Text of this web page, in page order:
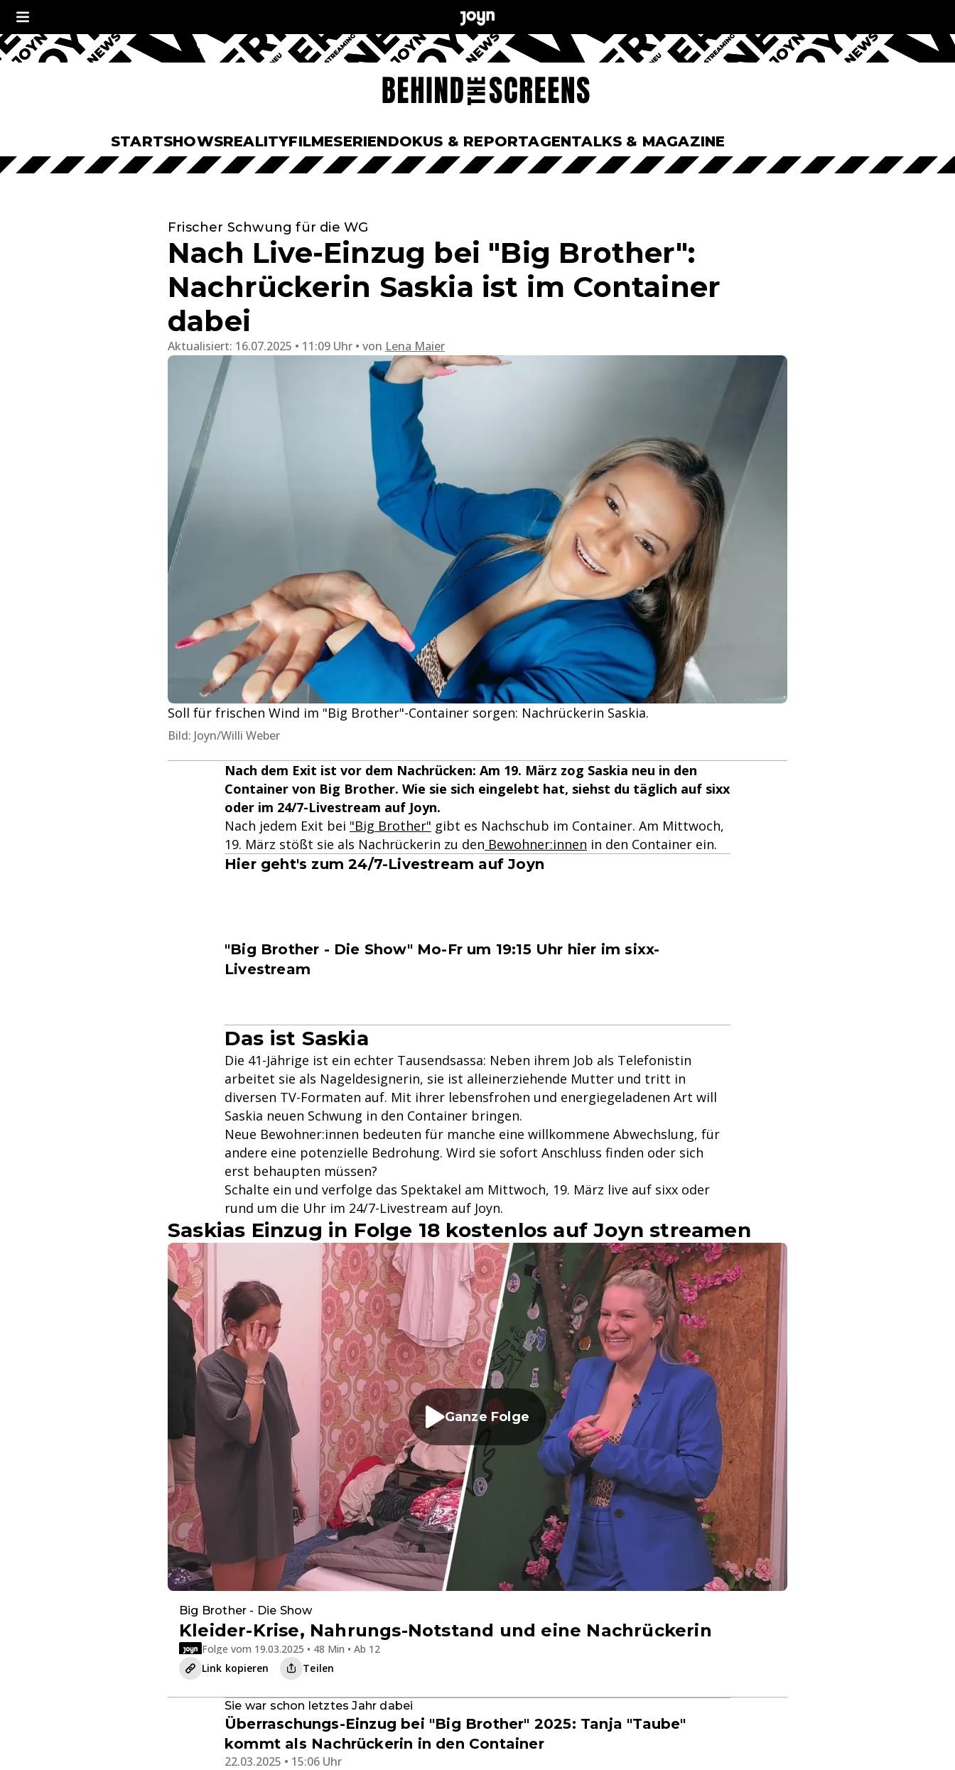
STARTSHOWSREALITYFILMESERIENDOKUS & REPORTAGENTALKS & MAGAZINE
Frischer Schwung für die WG
Nach Live-Einzug bei "Big Brother":
Nachrückerin Saskia ist im Container
dabei
Aktualisiert: 16.07.2025 • 11:09 Uhr von Lena Maier
Soll für frischen Wind im "Big Brother"-Container sorgen: Nachrückerin Saskia.
Bild: Joyn/Willi Weber
Nach dem Exit ist vor dem Nachrücken: Am 19. März zog Saskia neu in den
Container von Big Brother. Wie sie sich eingelebt hat, siehst du täglich auf sixx
oder im 24/7-Livestream auf Joyn.
Nach jedem Exit bei "Big Brother" gibt es Nachschub im Container. Am Mittwoch,
19. März stößt sie als Nachrückerin zu den Bewohner:innen in den Container ein.
Hier geht's zum 24/7-Livestream auf Joyn
"Big Brother - Die Show" Mo-Fr um 19:15 Uhr hier im sixx-
Livestream
Das ist Saskia
Die 41-Jährige ist ein echter Tausendsassa: Neben ihrem Job als Telefonistin
arbeitet sie als Nageldesignerin, sie ist alleinerziehende Mutter und tritt in
diversen TV-Formaten auf. Mit ihrer lebensfrohen und energiegeladenen Art will
Saskia neuen Schwung in den Container bringen.
Neue Bewohner:innen bedeuten für manche eine willkommene Abwechslung, für
andere eine potenzielle Bedrohung. Wird sie sofort Anschluss finden oder sich
erst behaupten müssen?
Schalte ein und verfolge das Spektakel am Mittwoch, 19. März live auf sixx oder
rund um die Uhr im 24/7-Livestream auf Joyn.
Saskias Einzug in Folge 18 kostenlos auf Joyn streamen
Ganze Folge
Big Brother - Die Show
Kleider-Krise, Nahrungs-Notstand und eine Nachrückerin
Folge vom 19.03.2025 • 48 Min • Ab 12
Link kopieren
Teilen
Sie war schon letztes Jahr dabei
Überraschungs-Einzug bei "Big Brother" 2025: Tanja "Taube"
kommt als Nachrückerin in den Container
22.03.2025 • 15:06 Uhr